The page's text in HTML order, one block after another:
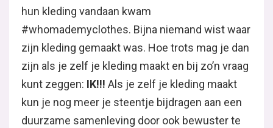
hun kleding vandaan kwam
#whomademyclothes. Bijna niemand wist waar
zijn kleding gemaakt was. Hoe trots mag je dan
zijn als je zelf je kleding maakt en bij zo’n vraag
kunt zeggen: IK!!! Als je zelf je kleding maakt
kun je nog meer je steentje bijdragen aan een
duurzame samenleving door ook bewuster te